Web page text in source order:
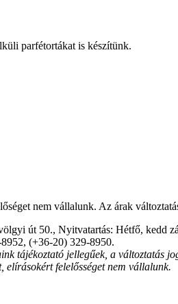
parfé­tortákat is készítünk.
nem vállalunk. Az árak
út 50., Nyitvatartás: Hétfő, kedd
(+36-20) 329-8950.
tájékoztató jellegűek, a változtatás
elírásokért felelősséget nem vállalunk.